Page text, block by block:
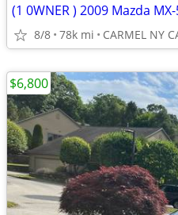
(1 0WNER ) 2009 Mazda
8/8 78k mi CARMEL NY
$6,800